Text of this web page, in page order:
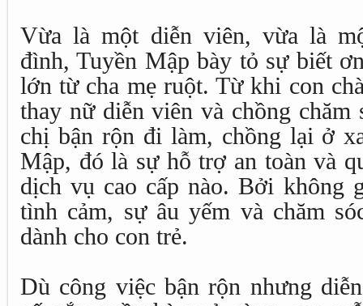
Vừa là một diễn viên, vừa là
đình, Tuyền Mập bày tỏ sự biết
lớn từ cha mẹ ruột. Từ khi con
thay nữ diễn viên và chồng chăm
chị bận rộn đi làm, chồng lại ở
Mập, đó là sự hỗ trợ an toàn và
dịch vụ cao cấp nào. Bởi không
tình cảm, sự âu yếm và chăm
dành cho con trẻ.
Dù công việc bận rộn nhưng